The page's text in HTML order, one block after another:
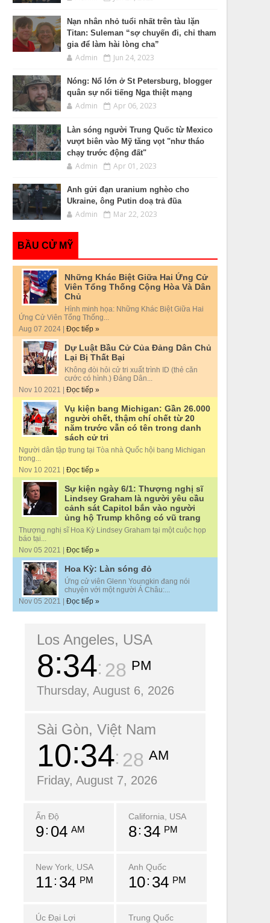
Nạn nhân nhỏ tuổi nhất trên tàu lặn
Titan: Suleman “sợ chuyến đi, chỉ tham
gia để làm hài lòng cha”
Admin Jun 24, 2023
Nóng: Nổ lớn ở St Petersburg, blogger
quân sự nổi tiếng Nga thiệt mạng
Admin Apr 06, 2023
Làn sóng người Trung Quốc từ Mexico
vượt biên vào Mỹ tăng vọt "như tháo
chạy trước động đất"
Admin Apr 01, 2023
Anh gửi đạn uranium nghèo cho
Ukraine, ông Putin doạ trả đũa
Admin Mar 22, 2023
BẦU CỬ MỸ
Những Khác Biệt Giữa Hai Ứng Cử
Viên Tổng Thống Cộng Hòa Và Dân
Chủ
Hình minh họa: Những Khác Biệt Giữa Hai
Ứng Cử Viên Tổng Thống...
Aug 07 2024 | Đọc tiếp »
Dự Luật Bầu Cử Của Đảng Dân Chủ
Lại Bị Thất Bại
Không đòi hỏi cử tri xuất trình ID (thẻ căn
cước có hình.) Đảng Dân...
Nov 10 2021 | Đọc tiếp »
Vụ kiện bang Michigan: Gần 26.000
người chết, thậm chí chết từ 20
năm trước vẫn có tên trong danh
sách cử tri
Người dân tập trung tại Tòa nhà Quốc hội bang Michigan
trong...
Nov 10 2021 | Đọc tiếp »
Sự kiện ngày 6/1: Thượng nghị sĩ
Lindsey Graham là người yêu cầu
cảnh sát Capitol bắn vào người
ủng hộ Trump không có vũ trang
Thượng nghị sĩ Hoa Kỳ Lindsey Graham tại một cuộc họp
báo tại...
Nov 05 2021 | Đọc tiếp »
Hoa Kỳ: Làn sóng đỏ
Ứng cử viên Glenn Youngkin đang nói
chuyện với một người Á Châu:...
Nov 05 2021 | Đọc tiếp »
Los Angeles, USA
8 34 30 PM
Thursday, August 6, 2026
Sài Gòn, Việt Nam
10 34 30 AM
Friday, August 7, 2026
Ấn Độ
9 04 AM
California, USA
8 34 PM
New York, USA
11 34 PM
Anh Quốc
10 34 PM
Úc Đại Lợi Trung Quốc